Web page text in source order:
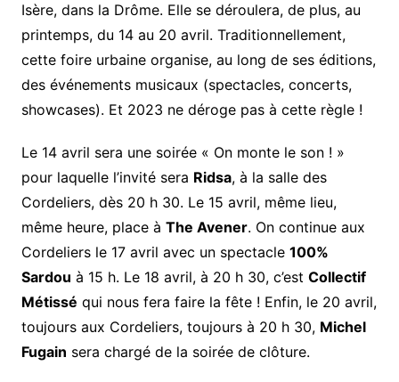
Isère, dans la Drôme. Elle se déroulera, de plus, au
printemps, du 14 au 20 avril. Traditionnellement,
cette foire urbaine organise, au long de ses éditions,
des événements musicaux (spectacles, concerts,
showcases). Et 2023 ne déroge pas à cette règle !
Le 14 avril sera une soirée « On monte le son ! »
pour laquelle l’invité sera Ridsa, à la salle des
Cordeliers, dès 20 h 30. Le 15 avril, même lieu,
même heure, place à The Avener. On continue aux
Cordeliers le 17 avril avec un spectacle 100%
Sardou à 15 h. Le 18 avril, à 20 h 30, c’est Collectif
Métissé qui nous fera faire la fête ! Enfin, le 20 avril,
toujours aux Cordeliers, toujours à 20 h 30, Michel
Fugain sera chargé de la soirée de clôture.